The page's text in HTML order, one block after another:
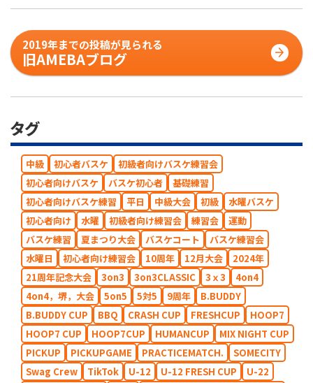
2019年までの投稿が見られる
旧AMEBAブログ
タグ
中級 初心者バスケ
初級者向けバスケ練習会
初心者向けバスケ
バスケ初心者
基礎練習
初心者向けバスケ練習
平日 中級大会 初級
水曜バスケ
初心者向け
水曜 初級者向け練習会 練習会
運動
バスケ練習
夏まつり大会 バスケコート
バスケ練習会
水曜日
初心者向け練習会 10周年 12月大会
2024年
21周年記念大会
3on3 3on3CLASSIC 3ｘ3
4on4
4on4，堺，大会
5on5 5対5 9周年
B.BUDDY
B.BUDDY CUP
BBQ CRASH CUP FRESHCUP
HOOP7
HOOP7 CUP
HOOP7CUP HUMANCUP
MIX NIGHT CUP
PICKUP
PICKUPGAME PRACTICEMATCH.
SOMECITY
Swag Crew
TikTok U-12 U-12 FRESH CUP
U-22